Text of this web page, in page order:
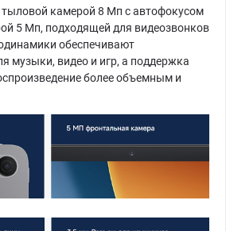
тыловой камерой 8 Мп с автофокусом
5 Мп, подходящей для видеозвонков
обеспечивают
музыки, видео и игр, а поддержка
более объемным и